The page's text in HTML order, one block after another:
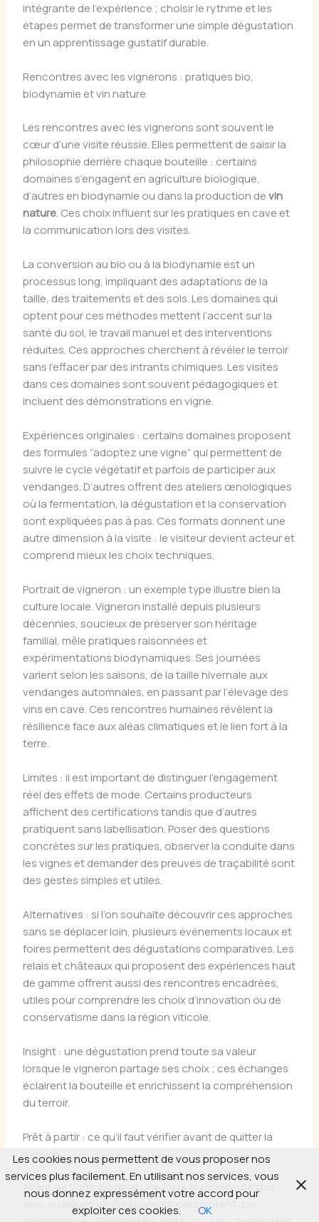
intégrante de l’expérience ; choisir le rythme et les
étapes permet de transformer une simple dégustation
en un apprentissage gustatif durable.
Rencontres avec les vignerons : pratiques bio,
biodynamie et vin nature
Les rencontres avec les vignerons sont souvent le
cœur d’une visite réussie. Elles permettent de saisir la
philosophie derrière chaque bouteille : certains
domaines s’engagent en agriculture biologique,
d’autres en biodynamie ou dans la production devin
nature. Ces choix influent sur les pratiques en cave et
la communication lors des visites.
La conversion au bio ou à la biodynamie est un
processus long, impliquant des adaptations de la
taille, des traitements et des sols. Les domaines qui
optent pour ces méthodes mettent l’accent sur la
santé du sol, le travail manuel et des interventions
réduites. Ces approches cherchent à révéler le terroir
sans l’effacer par des intrants chimiques. Les visites
dans ces domaines sont souvent pédagogiques et
incluent des démonstrations en vigne.
Expériences originales : certains domaines proposent
des formules “adoptez une vigne” qui permettent de
suivre le cycle végétatif et parfois de participer aux
vendanges. D’autres offrent des ateliers œnologiques
où la fermentation, la dégustation et la conservation
sont expliquées pas à pas. Ces formats donnent une
autre dimension à la visite : le visiteur devient acteur et
comprend mieux les choix techniques.
Portrait de vigneron : un exemple type illustre bien la
culture locale. Vigneron installé depuis plusieurs
décennies, soucieux de préserver son héritage
familial, mêle pratiques raisonnées et
expérimentations biodynamiques. Ses journées
varient selon les saisons, de la taille hivernale aux
vendanges automnales, en passant par l’élevage des
vins en cave. Ces rencontres humaines révèlent la
résilience face aux aléas climatiques et le lien fort à la
terre.
Limites : il est important de distinguer l’engagement
réel des effets de mode. Certains producteurs
affichent des certifications tandis que d’autres
pratiquent sans labellisation. Poser des questions
concrètes sur les pratiques, observer la conduite dans
les vignes et demander des preuves de traçabilité sont
des gestes simples et utiles.
Alternatives : si l’on souhaite découvrir ces approches
sans se déplacer loin, plusieurs événements locaux et
foires permettent des dégustations comparatives. Les
relais et châteaux qui proposent des expériences haut
de gamme offrent aussi des rencontres encadrées,
utiles pour comprendre les choix d’innovation ou de
conservatisme dans la région viticole.
Insight : une dégustation prend toute sa valeur
lorsque le vigneron partage ses choix ; ces échanges
éclairent la bouteille et enrichissent la compréhension
du terroir.
Prêt à partir : ce qu’il faut vérifier avant de quitter la
maison
Avant de partir explorer une cave ou une route des
vins, quelques vérifications simples évitent des
Les cookies nous permettent de vous proposer nos
services plus facilement. En utilisant nos services, vous
nous donnez expressément votre accord pour
exploiter ces cookies.
OK